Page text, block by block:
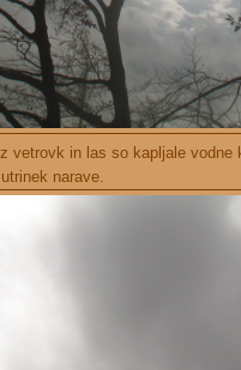
in las so kapljale vodne
narave.